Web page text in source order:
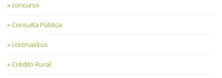
concurso
Consulta Pública
coronavírus
Crédito Rural